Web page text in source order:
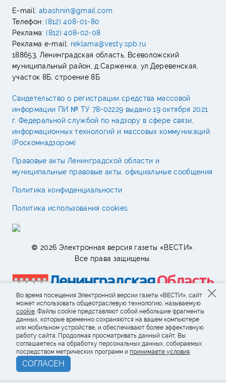
E-mail: abashnin@gmail.com
Телефон:(812) 408-01-80
Реклама:(812) 408-02-08
Реклама e-mail: reklama@vesty.spb.ru
188653, Ленинградская область, Всеволожский
муниципальный район, д.Сарженка, ул.Деревенская,
участок 8Б, строение 8Б
Свидетельство о регистрации средства массовой
информации ПИ № ТУ 78-02229 выдано 19 октября 2021
г. Федеральной службой по надзору в сфере связи,
информационных технологий и массовых коммуникаций
(Роскомнадзором)
Правовые акты Ленинградской области и
муниципальные правовые акты, официальные сообщения
Политика конфиденциальности
Политика использования cookies
© 2026 Электронная версия газеты «ВЕСТИ».
Все права защищены.
Во время посещения Электронной версии газеты «ВЕСТИ», сайт
может использовать общеотраслевую технологию, называемую
cookie. Файлы cookie представляют собой небольшие фрагменты
данных, которые временно сохраняются на вашем компьютере
или мобильном устройстве, и обеспечивают более эффективную
работу сайта. Продолжая просматривать данный сайт, Вы
соглашаетесь на обработку персональных данных, собираемых
посредством метрических программ и принимаете условия.
СОГЛАСЕН